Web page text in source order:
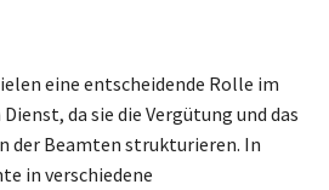
eine entscheidende Rolle im
da sie die Vergütung und das
der Beamten strukturieren. In
in verschiedene